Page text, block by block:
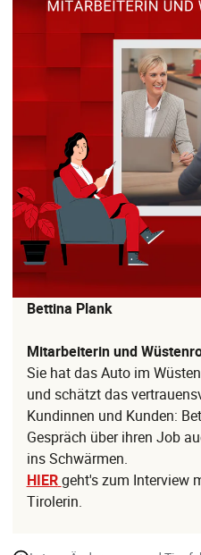
Bettina Plank
Mitarbeiterin und
Sie hat das Auto im
und schätzt das
Kundinnen und Kunden:
Gespräch über ihren Job
ins Schwärmen.
HIER geht's zum Interview
Tirolerin.